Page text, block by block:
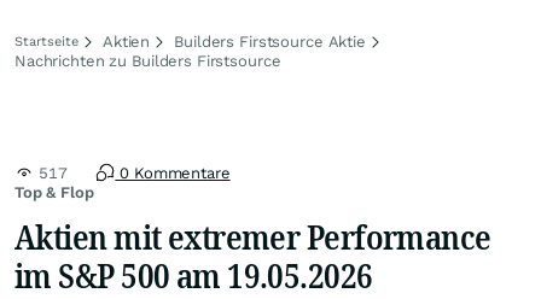
Startseite Aktien
Builders Firstsource Aktie
Nachrichten zu Builders Firstsource
Top & Flop
517 0 Kommentare
Aktien mit extremer Performance
im S&P 500 am 19.05.2026